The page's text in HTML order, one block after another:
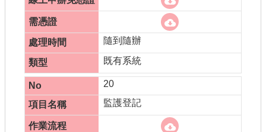
隨到隨辦
既有系統
20
監護登記